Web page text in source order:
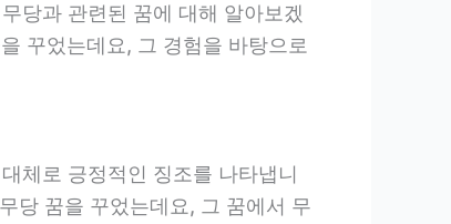
당과 관련된 꿈에 대해 알아보겠
꾸었는데요, 그 경험을 바탕으로
체로 긍정적인 징조를 나타냅니
당 꿈을 꾸었는데요, 그 꿈에서 무